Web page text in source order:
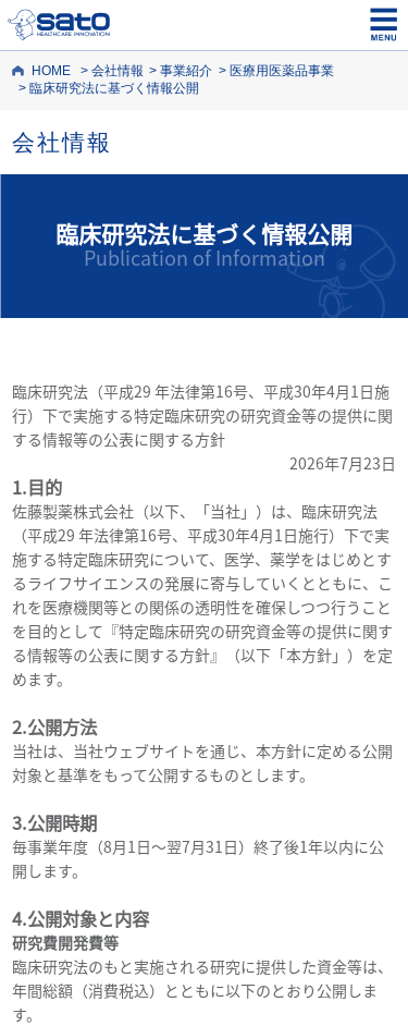
HOME 会社情報 事業紹介
医療用医薬品事業
臨床研究法に基づく情報公開
会社情報
臨床研究法に基づく情報公開
Publication of Information
臨床研究法（平成29 年法律第16号、平成30年4月1日施
行）下で実施する特定臨床研究の研究資金等の提供に関
する情報等の公表に関する方針
2026年7月23日
1.目的
佐藤製薬株式会社（以下、「当社」）は、臨床研究法
（平成29 年法律第16号、平成30年4月1日施行）下で実
施する特定臨床研究について、医学、薬学をはじめとす
るライフサイエンスの発展に寄与していくとともに、こ
れを医療機関等との関係の透明性を確保しつつ行うこと
を目的として『特定臨床研究の研究資金等の提供に関す
る情報等の公表に関する方針』（以下「本方針」）を定
めます。
2.公開方法
当社は、当社ウェブサイトを通じ、本方針に定める公開
対象と基準をもって公開するものとします。
3.公開時期
毎事業年度（8月1日～翌7月31日）終了後1年以内に公
開します。
4.公開対象と内容
研究費開発費等
臨床研究法のもと実施される研究に提供した資金等は、
年間総額（消費税込）とともに以下のとおり公開しま
す。